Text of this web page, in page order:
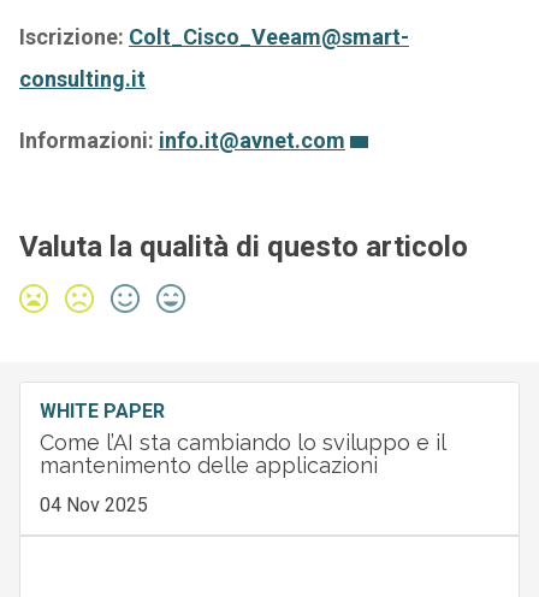
Iscrizione: Colt_Cisco_Veeam@smart-
consulting.it
Informazioni: info.it@avnet.com
Valuta la qualità di questo articolo
WHITE PAPER
Come l’AI sta cambiando lo sviluppo e il
mantenimento delle applicazioni
04 Nov 2025